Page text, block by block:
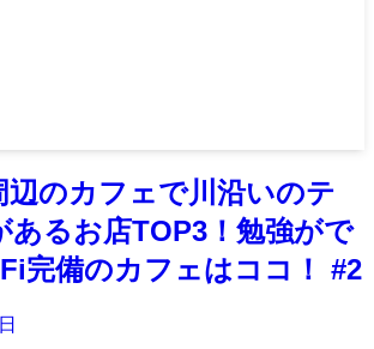
辺のカフェで川沿いのテ
あるお店TOP3！勉強がで
完備のカフェはココ！ #2